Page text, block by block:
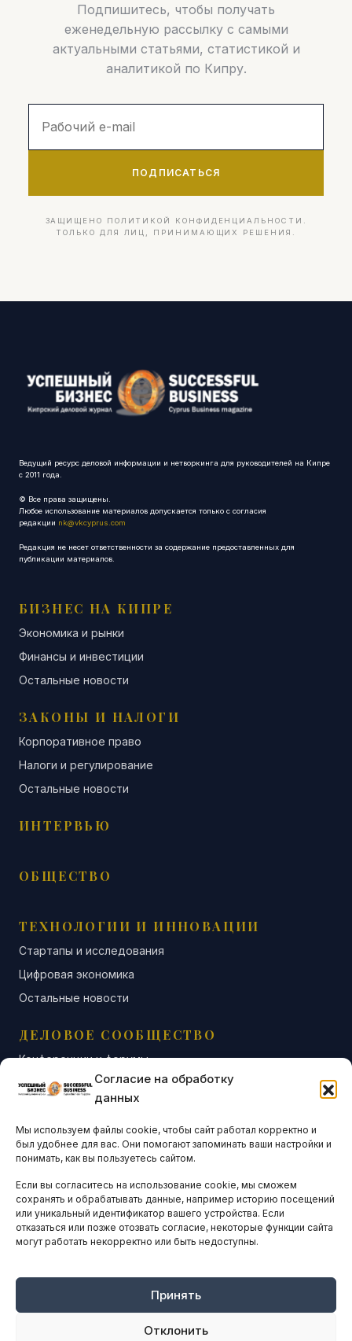
Согласие на обработку
данных
Мы используем файлы cookie, чтобы сайт работал корректно и
был удобнее для вас. Они помогают запоминать ваши настройки и
понимать, как вы пользуетесь сайтом.
Если вы согласитесь на использование cookie, мы сможем
сохранять и обрабатывать данные, например историю посещений
или уникальный идентификатор вашего устройства. Если
отказаться или позже отозвать согласие, некоторые функции сайта
могут работать некорректно или быть недоступны.
Принять
Отклонить
Подпишитесь, чтобы получать
еженедельную рассылку с самыми
актуальными статьями, статистикой и
аналитикой по Кипру.
ПОДПИСАТЬСЯ
ЗАЩИЩЕНО ПОЛИТИКОЙ КОНФИДЕНЦИАЛЬНОСТИ.
ТОЛЬКО ДЛЯ ЛИЦ, ПРИНИМАЮЩИХ РЕШЕНИЯ.
Ведущий ресурс деловой информации и нетворкинга для руководителей на Кипре
с 2011 года.
© Все права защищены.
Любое использование материалов допускается только с согласия
редакции nk@vkcyprus.com
Редакция не несет ответственности за содержание предоставленных для
публикации материалов.
БИЗНЕС НА КИПРЕ
Экономика и рынки
Финансы и инвестиции
Остальные новости
ЗАКОНЫ И НАЛОГИ
Корпоративное право
Налоги и регулирование
Остальные новости
ИНТЕРВЬЮ
ОБЩЕСТВО
ТЕХНОЛОГИИ И ИННОВАЦИИ
Стартапы и исследования
Цифровая экономика
Остальные новости
ДЕЛОВОЕ СООБЩЕСТВО
Конференции и форумы
Бизнес-клубы и ассоциации
Остальные новости
АНАЛИТИКА И СТАТИСТИКА
ARTICLES IN ENGLISH
НАВИГАЦИЯ
Оплата онлайн